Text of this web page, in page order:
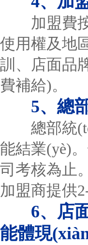
加盟費按
使用權及地
訓、店面品
費補給)。
5、總
總部統
能結業(yè)
司考核為止
加盟商提供
6、店
能體現